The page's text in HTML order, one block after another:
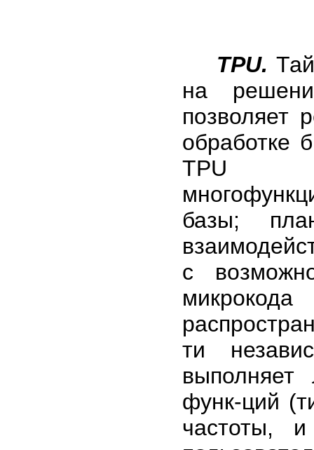
TPU.
на
позволяет
обработке
TPU
базы;
с
ти
выполняет
функ-ций
частоты,